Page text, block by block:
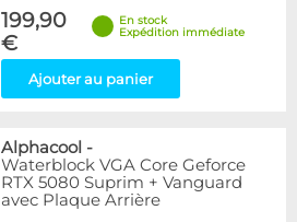
199,90
€
En stock
Expédition immédiate
Ajouter au panier
Alphacool -
Waterblock VGA Core Geforce
RTX 5080 Suprim + Vanguard
avec Plaque Arrière